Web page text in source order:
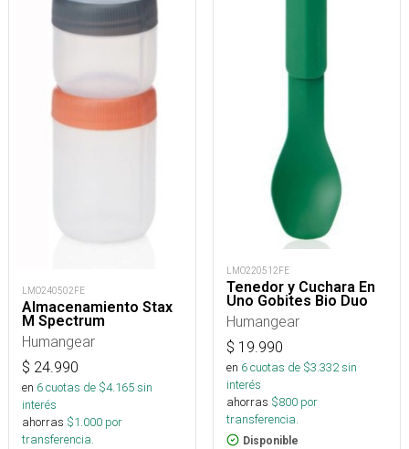
LMO240502FE
Almacenamiento Stax
M Spectrum
Humangear
$ 24.990
en 6cuotas de $4.165sin
interés
ahorras $1.000 por
transferencia.
LMO220512FE
Tenedor y Cuchara En
Uno Gobites Bio Duo
Humangear
$ 19.990
en 6cuotas de $3.332sin
interés
ahorras $800 por
transferencia.
Disponible